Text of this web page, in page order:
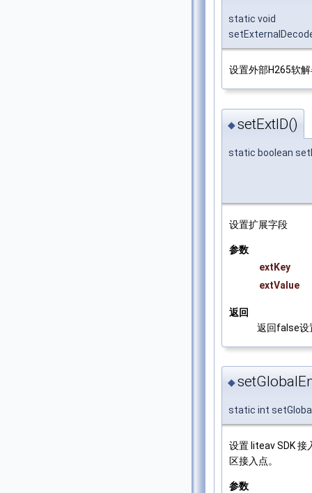
static void
设置外部H265软
◆setExtID()
static boolean
设置扩展字段
参数
extKey
extValue
返回
返回false设
◆
static int
设置 liteav SDK
区接入点。
参数